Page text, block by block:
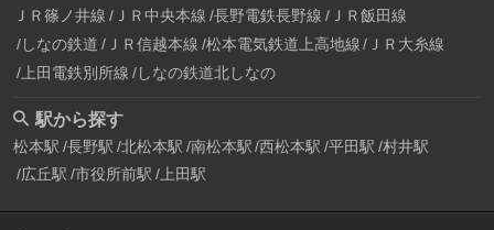
ＪＲ篠ノ井線 ＪＲ中央本線 長野電鉄長野線 ＪＲ飯田線
しなの鉄道 ＪＲ信越本線 松本電気鉄道上高地線
ＪＲ大糸線
上田電鉄別所線 しなの鉄道北しなの
駅から探す
松本駅 長野駅 北松本駅 南松本駅 西松本駅 平田駅 村井駅
広丘駅 市役所前駅 上田駅